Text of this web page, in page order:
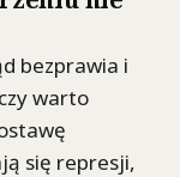
bezprawia i
warto
się represji,